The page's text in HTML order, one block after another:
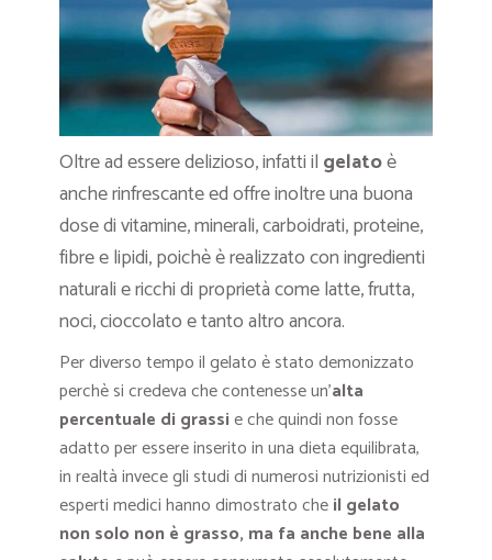
Oltre ad essere delizioso, infatti il gelatoè
anche rinfrescante ed offre inoltre una buona
dose di vitamine, minerali, carboidrati, proteine,
fibre e lipidi, poichè è realizzato con ingredienti
naturali e ricchi di proprietà come latte, frutta,
noci, cioccolato e tanto altro ancora.
Per diverso tempo il gelato è stato demonizzato
perchè si credeva che contenesse un’alta
percentuale di grassie che quindi non fosse
adatto per essere inserito in una dieta equilibrata,
in realtà invece gli studi di numerosi nutrizionisti ed
esperti medici hanno dimostrato cheil gelato
non solo non è grasso, ma fa anche bene alla